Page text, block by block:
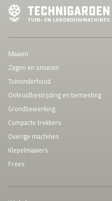
Maaien
Zagen en snoeien
Tuinonderhoud
Onkruidbestrijding en bemesting
Grondbewerking
Compacte trekkers
Overige machines
Klepelmaaiers
Frees